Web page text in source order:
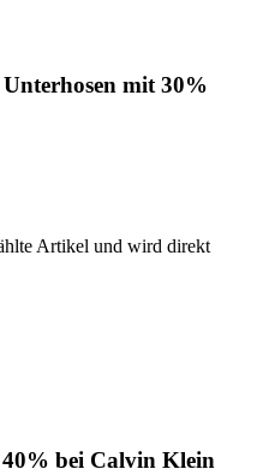
mit 30%
Artikel und wird direkt
bei Calvin Klein